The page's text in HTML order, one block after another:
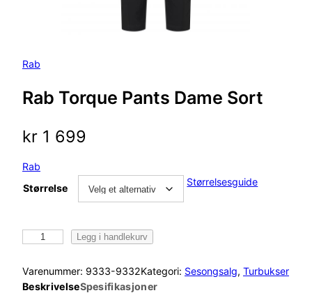
Rab
Rab Torque Pants Dame Sort
kr 1 699
Rab
Størrelsesguide
Størrelse
b
T
Legg i handlekurv
Varenummer: 9333-9332Kategori: Sesongsalg, Turbukser
BeskrivelseSpesifikasjoner